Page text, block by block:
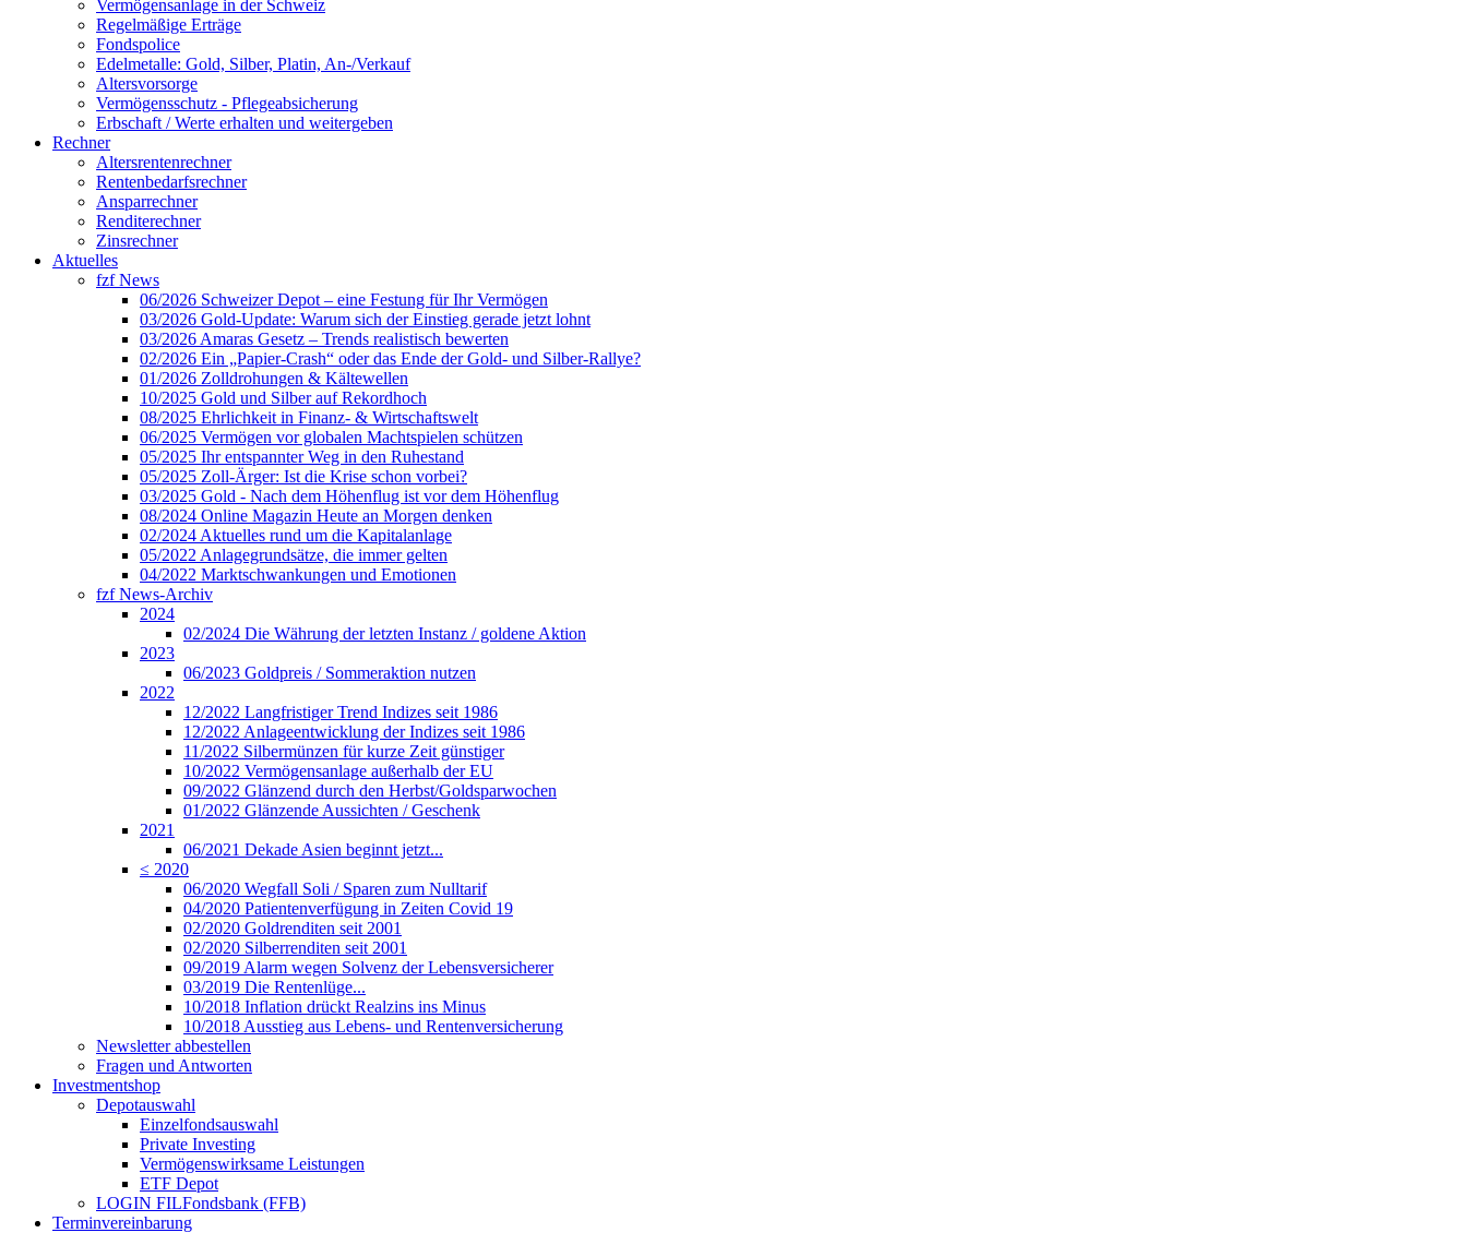
Vermögensanlage in der Schweiz
Regelmäßige Erträge
Fondspolice
Edelmetalle: Gold, Silber, Platin, An-/Verkauf
Altersvorsorge
Vermögensschutz - Pflegeabsicherung
Erbschaft / Werte erhalten und weitergeben
Rechner
Altersrentenrechner
Rentenbedarfsrechner
Ansparrechner
Renditerechner
Zinsrechner
Aktuelles
fzf News
06/2026 Schweizer Depot – eine Festung für Ihr Vermögen
03/2026 Gold-Update: Warum sich der Einstieg gerade jetzt lohnt
03/2026 Amaras Gesetz – Trends realistisch bewerten
02/2026 Ein „Papier-Crash“ oder das Ende der Gold- und Silber-Rallye?
01/2026 Zolldrohungen & Kältewellen
10/2025 Gold und Silber auf Rekordhoch
08/2025 Ehrlichkeit in Finanz- & Wirtschaftswelt
06/2025 Vermögen vor globalen Machtspielen schützen
05/2025 Ihr entspannter Weg in den Ruhestand
05/2025 Zoll-Ärger: Ist die Krise schon vorbei?
03/2025 Gold - Nach dem Höhenflug ist vor dem Höhenflug
08/2024 Online Magazin Heute an Morgen denken
02/2024 Aktuelles rund um die Kapitalanlage
05/2022 Anlagegrundsätze, die immer gelten
04/2022 Marktschwankungen und Emotionen
fzf News-Archiv
2024
02/2024 Die Währung der letzten Instanz / goldene Aktion
2023
06/2023 Goldpreis / Sommeraktion nutzen
2022
12/2022 Langfristiger Trend Indizes seit 1986
12/2022 Anlageentwicklung der Indizes seit 1986
11/2022 Silbermünzen für kurze Zeit günstiger
10/2022 Vermögensanlage außerhalb der EU
09/2022 Glänzend durch den Herbst/Goldsparwochen
01/2022 Glänzende Aussichten / Geschenk
2021
06/2021 Dekade Asien beginnt jetzt...
≤ 2020
06/2020 Wegfall Soli / Sparen zum Nulltarif
04/2020 Patientenverfügung in Zeiten Covid 19
02/2020 Goldrenditen seit 2001
02/2020 Silberrenditen seit 2001
09/2019 Alarm wegen Solvenz der Lebensversicherer
03/2019 Die Rentenlüge...
10/2018 Inflation drückt Realzins ins Minus
10/2018 Ausstieg aus Lebens- und Rentenversicherung
Newsletter abbestellen
Fragen und Antworten
Investmentshop
Depotauswahl
Einzelfondsauswahl
Private Investing
Vermögenswirksame Leistungen
ETF Depot
LOGIN FILFondsbank (FFB)
Terminvereinbarung